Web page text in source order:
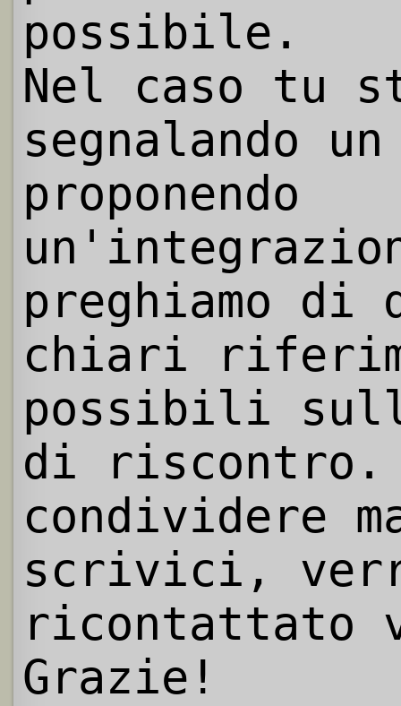
possibile.
Nel caso tu
segnalando
proponendo
preghiamo
chiari
possibili
di riscontro.
condividere
scrivici,
ricontattato
Grazie!